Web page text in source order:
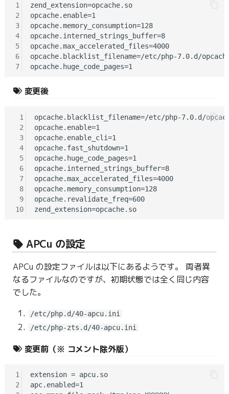
1
2
3
4
5
6
7
zend_extension=opcache.so
opcache.enable=1
opcache.memory_consumption=128
opcache.interned_strings_buffer=8
opcache.max_accelerated_files=4000
opcache.blacklist_filename=/etc/php-7.0.d/
変更後
1
2
3
4
5
6
7
8
9
10
opcache.blacklist_filename=/etc/php-7.0.d/
opcache.enable=1
opcache.enable_cli=1
opcache.fast_shutdown=1
opcache.huge_code_pages=1
opcache.interned_strings_buffer=8
opcache.max_accelerated_files=4000
opcache.memory_consumption=128
opcache.revalidate_freq=600
zend_extension=opcache.so
APCu の設定
APCu の設定ファイルは以下にあるようです。 両者異
なるファイルなのですが、初期状態では全く同じ内容
でした。
/etc/php.d/40-apcu.ini
/etc/php-zts.d/40-apcu.ini
変更前（※ コメント除外版）
1
2
extension = apcu.so
apc.enabled=1